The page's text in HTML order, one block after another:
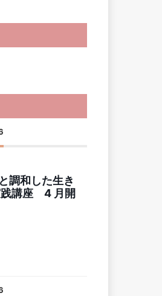
調和した生き
践講座 4 月開